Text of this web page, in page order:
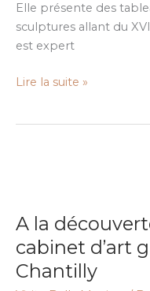
Elle présente des
sculptures allant du
est expert
Lire la suite »
A la
cabinet d’art
Chantilly
découverte
du
nouveau
cabinet